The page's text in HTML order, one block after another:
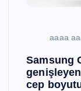
aaaa
Samsung
cep